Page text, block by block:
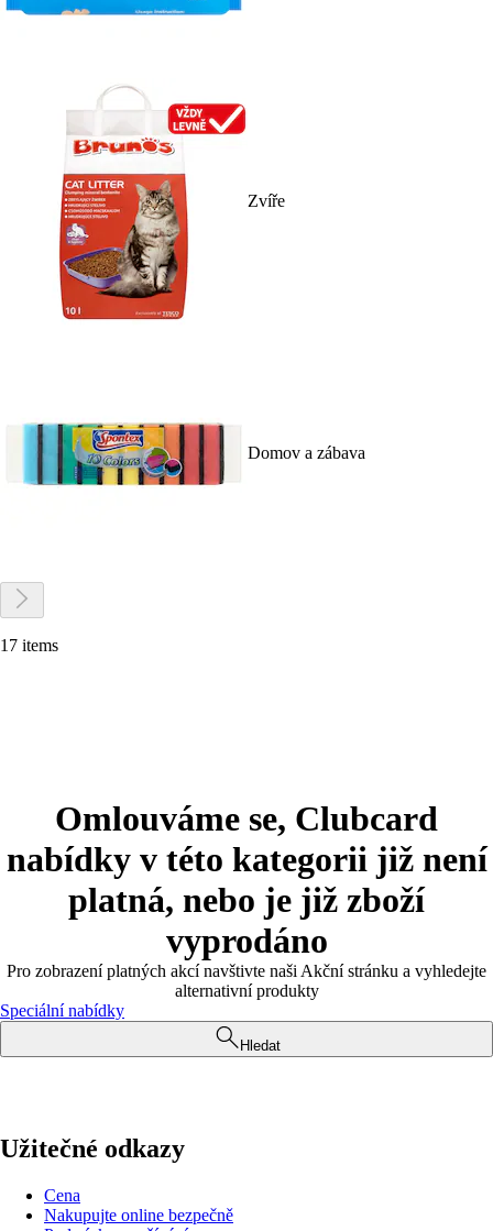
Zvíře
Domov a zábava
17 items
Omlouváme se, Clubcard
nabídky v této kategorii již není
platná, nebo je již zboží
vyprodáno
Pro zobrazení platných akcí navštivte naši Akční stránku a vyhledejte
alternativní produkty
Speciální nabídky
Hledat
Užitečné odkazy
Cena
Nakupujte online bezpečně